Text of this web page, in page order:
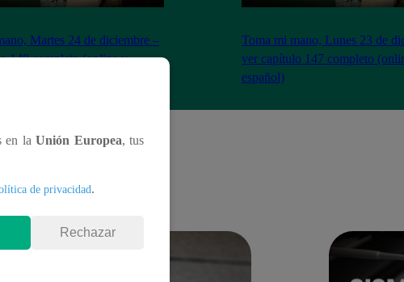
Martes 24 de diciembre –
148 completo (online y
Toma mi mano, Lunes 23 de
ver capítulo 147 completo
español)
en laUnión Europea, tus
de privacidad.
Rechazar